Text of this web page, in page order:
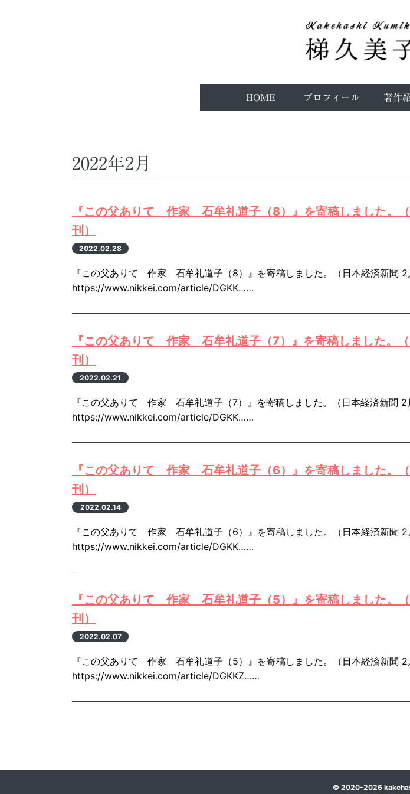
HOME プロフィール 著作
2022年2月
『この父ありて 作家 石牟礼道子（8）』を寄稿しました。
刊）
2022.02.28
『この父ありて 作家 石牟礼道子（8）』を寄稿しました。（日本経済新聞 2
https://www.nikkei.com/article/DGKK……
『この父ありて 作家 石牟礼道子（7）』を寄稿しました。
刊）
2022.02.21
『この父ありて 作家 石牟礼道子（7）』を寄稿しました。（日本経済新聞 2
https://www.nikkei.com/article/DGKK……
『この父ありて 作家 石牟礼道子（6）』を寄稿しました。
刊）
2022.02.14
『この父ありて 作家 石牟礼道子（6）』を寄稿しました。（日本経済新聞 2
https://www.nikkei.com/article/DGKK……
『この父ありて 作家 石牟礼道子（5）』を寄稿しました。
刊）
2022.02.07
『この父ありて 作家 石牟礼道子（5）』を寄稿しました。（日本経済新聞 2
https://www.nikkei.com/article/DGKKZ……
© 2020-2026